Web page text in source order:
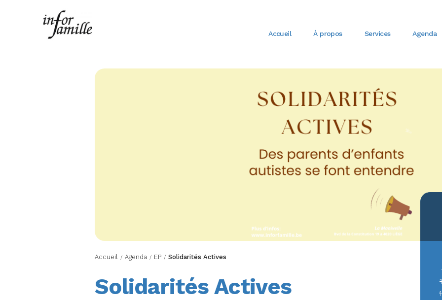
Accueil À propos Services Agenda
Accueil / Agenda / EP / Solidarités Actives
Solidarités Actives